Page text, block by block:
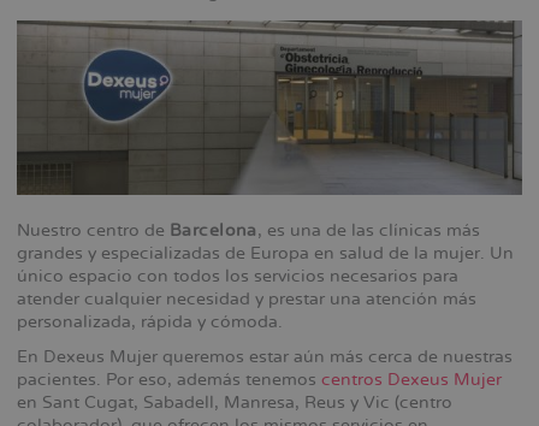
Nuestro centro de Barcelona, es una de las clínicas más
grandes y especializadas de Europa en salud de la mujer. Un
único espacio con todos los servicios necesarios para
atender cualquier necesidad y prestar una atención más
personalizada, rápida y cómoda.
En Dexeus Mujer queremos estar aún más cerca de nuestras
pacientes. Por eso, además tenemos centros Dexeus Mujer
en Sant Cugat, Sabadell, Manresa, Reus y Vic (centro